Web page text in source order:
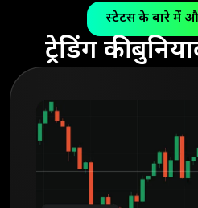
स्टेटस के बारे में
ट्रेडिंग की